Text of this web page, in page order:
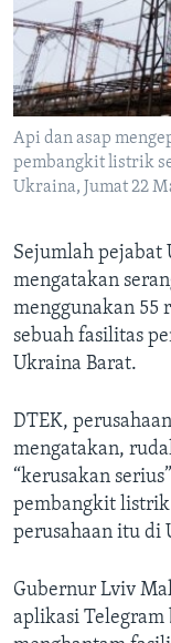
Api dan asap
pembangkit listrik
Ukraina, Jumat 22
Sejumlah pejabat
mengatakan
menggunakan 55
sebuah fasilitas
Ukraina Barat.
DTEK,
mengatakan,
“kerusakan
pembangkit
perusahaan itu di
Gubernur Lviv
aplikasi Telegram